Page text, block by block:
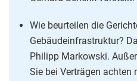
Wie beurteilen die
Gebäudeinfrastruktur?
Philipp Markowski.
Sie bei Verträgen achten